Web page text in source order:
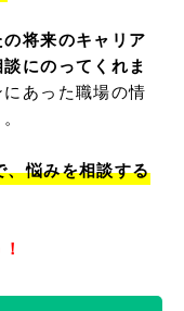
将来のキャリア
にのってくれま
あった職場の情
、悩みを相談する